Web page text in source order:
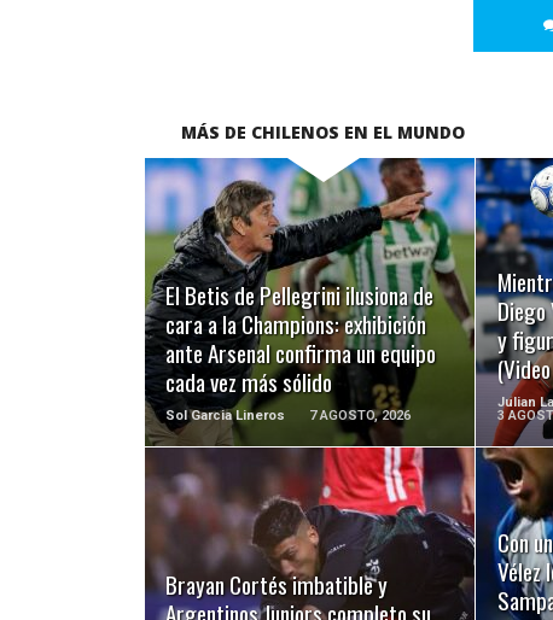
MÁS DE CHILENOS EN EL MUNDO
El Betis de Pellegrini ilusiona de
cara a la Champions: exhibición
ante Arsenal confirma un equipo
cada vez más sólido
Sol Garcia Lineros 7 AGOSTO, 2026
LEER MÁS
y
Julian
3
Brayan Cortés imbatible y
LEER MÁS
Con
Vélez